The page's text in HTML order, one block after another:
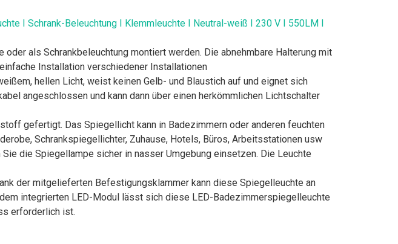
I Schrank-Beleuchtung I Klemmleuchte I Neutral-weiß I 230 V I 550LM I
als Schrankbeleuchtung montiert werden. Die abnehmbare Halterung mit
Installation verschiedener Installationen
hellen Licht, weist keinen Gelb- und Blaustich auf und eignet sich
angeschlossen und kann dann über einen herkömmlichen Lichtschalter
gefertigt. Das Spiegellicht kann in Badezimmern oder anderen feuchten
Schrankspiegellichter, Zuhause, Hotels, Büros, Arbeitsstationen usw
die Spiegellampe sicher in nasser Umgebung einsetzen. Die Leuchte
der mitgelieferten Befestigungsklammer kann diese Spiegelleuchte an
integrierten LED-Modul lässt sich diese LED-Badezimmerspiegelleuchte
erforderlich ist.